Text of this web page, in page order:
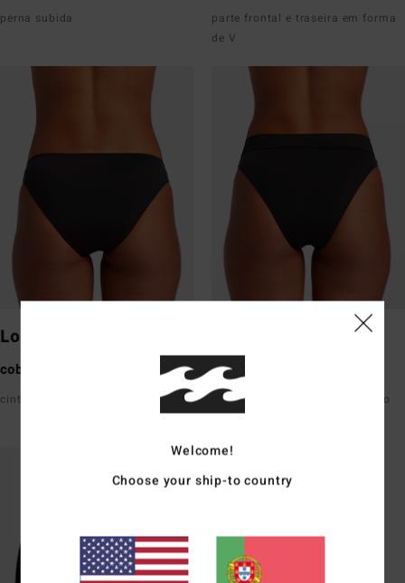
perna subida
parte frontal e traseira em forma
de V
Lowrider
cobertura total
cintura média à frente e atrás
cobertura média
cintura subida, fica logo abaixo
do umbigo
Welcome!
Choose your ship-to country